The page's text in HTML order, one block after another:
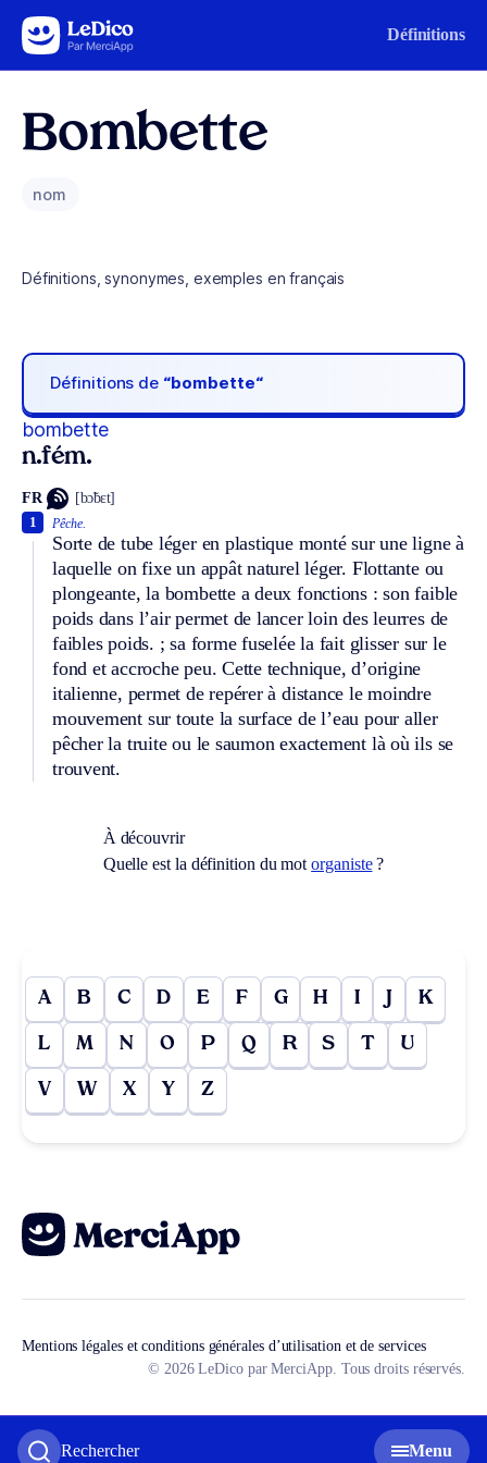
Aller au contenu Définitions
Rechercher Menu
Bombette
nom
Définitions, synonymes, exemples en français
Définitions de “bombette“
bombette
n.fém.
FR [bɔ̃bɛt]
Pêche.
Sorte de tube léger en plastique monté sur une ligne à
laquelle on fixe un appât naturel léger. Flottante ou
plongeante, la bombette a deux fonctions : son faible
poids dans l’air permet de lancer loin des leurres de
faibles poids. ; sa forme fuselée la fait glisser sur le
fond et accroche peu. Cette technique, d’origine
italienne, permet de repérer à distance le moindre
mouvement sur toute la surface de l’eau pour aller
pêcher la truite ou le saumon exactement là où ils se
trouvent.
1
À découvrir
Quelle est la définition du motorganiste?
A B C D E F G H I J K
L M N O P Q R S T U
V W X Y Z
Mentions légales et conditions générales d’utilisation et de services
© 2026 LeDico par MerciApp. Tous droits réservés.